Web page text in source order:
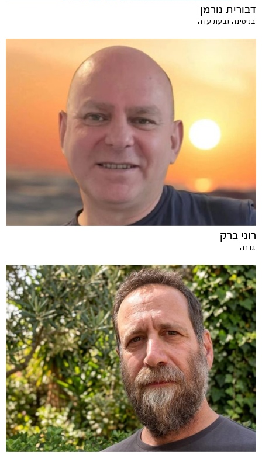
דבורית נורמן
בנימינה-גבעת עדה
רוני ברק
גדרה